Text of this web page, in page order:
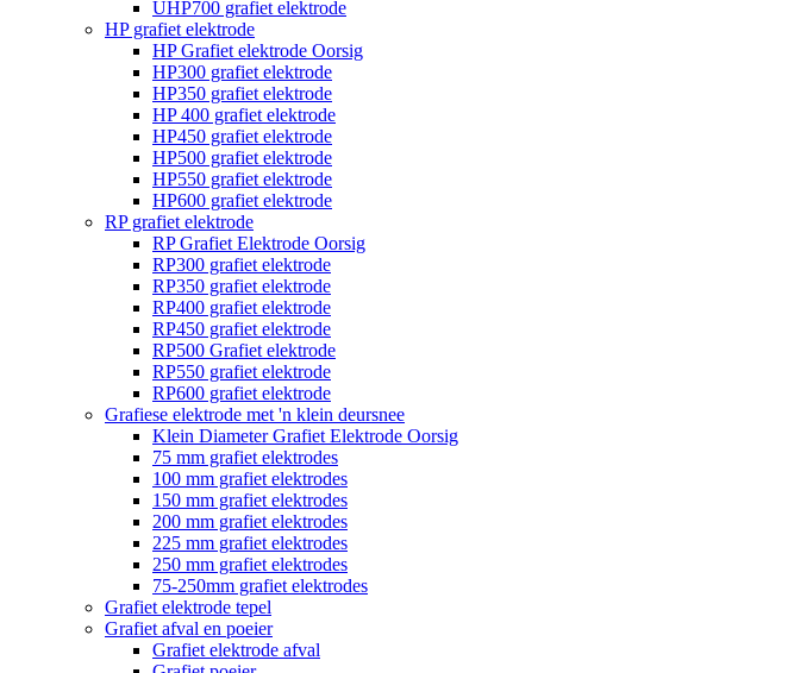
UHP700 grafiet elektrode
HP grafiet elektrode
HP Grafiet elektrode Oorsig
HP300 grafiet elektrode
HP350 grafiet elektrode
HP 400 grafiet elektrode
HP450 grafiet elektrode
HP500 grafiet elektrode
HP550 grafiet elektrode
HP600 grafiet elektrode
RP grafiet elektrode
RP Grafiet Elektrode Oorsig
RP300 grafiet elektrode
RP350 grafiet elektrode
RP400 grafiet elektrode
RP450 grafiet elektrode
RP500 Grafiet elektrode
RP550 grafiet elektrode
RP600 grafiet elektrode
Grafiese elektrode met 'n klein deursnee
Klein Diameter Grafiet Elektrode Oorsig
75 mm grafiet elektrodes
100 mm grafiet elektrodes
150 mm grafiet elektrodes
200 mm grafiet elektrodes
225 mm grafiet elektrodes
250 mm grafiet elektrodes
75-250mm grafiet elektrodes
Grafiet elektrode tepel
Grafiet afval en poeier
Grafiet elektrode afval